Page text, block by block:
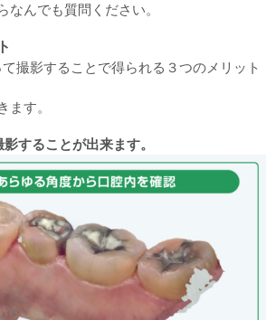
んでも質問ください。
撮影することで得られる３つのメリット
ます。
することが出来ます。